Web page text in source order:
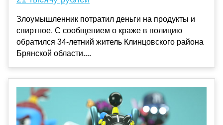
Злоумышленник потратил деньги на продукты и
спиртное. С сообщением о краже в полицию
обратился 34-летний житель Клинцовского района
Брянской области....